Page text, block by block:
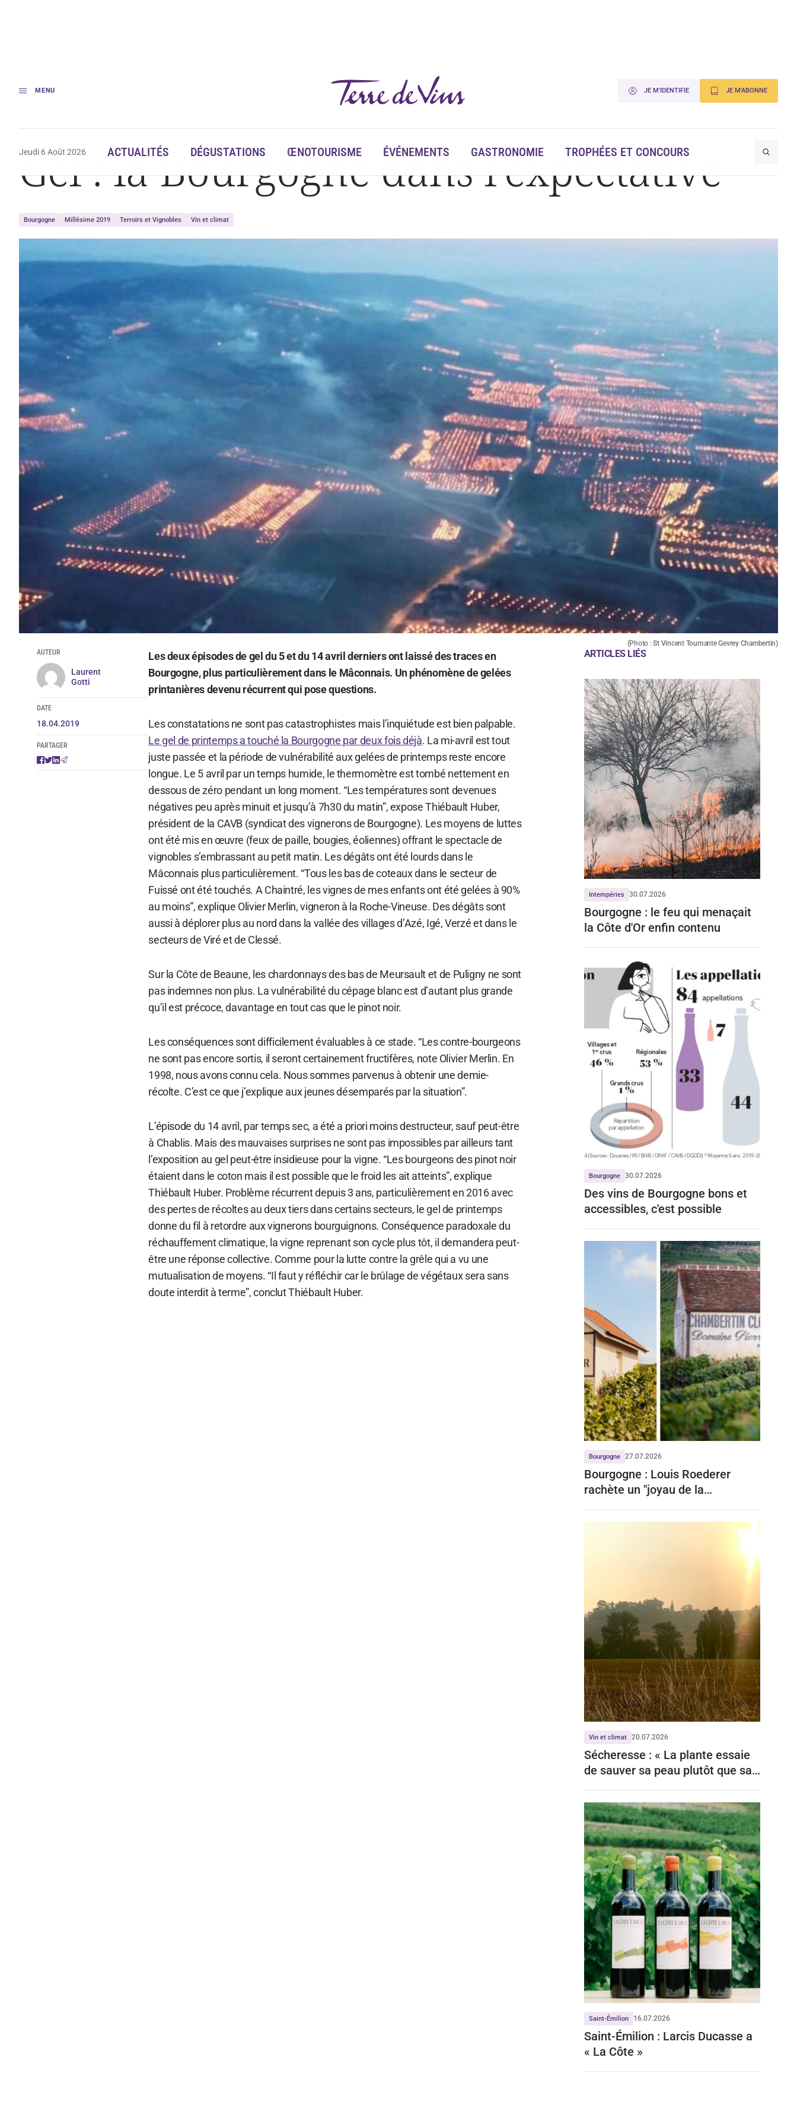
MENU JE M'IDENTIFIE JE M'ABONNE
Jeudi 6 Août 2026 ACTUALITÉS DÉGUSTATIONS ŒNOTOURISME ÉVÉNEMENTS GASTRONOMIE TROPHÉES ET CONCOURS
Accueil Gel : la Bourgogne dans l’expectative
Gel : la Bourgogne dans l’expectative
Bourgogne Millésime 2019 Terroirs et Vignobles Vin et climat
(Photo : St Vincent Tournante Gevrey Chambertin)
AUTEUR
Laurent
Gotti
DATE
18.04.2019
PARTAGER
Les deux épisodes de gel du 5 et du 14 avril derniers ont laissé des traces en
Bourgogne, plus particulièrement dans le Mâconnais. Un phénomène de gelées
printanières devenu récurrent qui pose questions.
Les constatations ne sont pas catastrophistes mais l’inquiétude est bien palpable.
Le gel de printemps a touché la Bourgogne par deux fois déjà. La mi-avril est tout
juste passée et la période de vulnérabilité aux gelées de printemps reste encore
longue. Le 5 avril par un temps humide, le thermomètre est tombé nettement en
dessous de zéro pendant un long moment. “Les températures sont devenues
négatives peu après minuit et jusqu’à 7h30 du matin”, expose Thiébault Huber,
président de la CAVB (syndicat des vignerons de Bourgogne). Les moyens de luttes
ont été mis en œuvre (feux de paille, bougies, éoliennes) offrant le spectacle de
vignobles s’embrassant au petit matin. Les dégâts ont été lourds dans le
Mâconnais plus particulièrement. “Tous les bas de coteaux dans le secteur de
Fuissé ont été touchés. A Chaintré, les vignes de mes enfants ont été gelées à 90%
au moins”, explique Olivier Merlin, vigneron à la Roche-Vineuse. Des dégâts sont
aussi à déplorer plus au nord dans la vallée des villages d’Azé, Igé, Verzé et dans le
secteurs de Viré et de Clessé.
Sur la Côte de Beaune, les chardonnays des bas de Meursault et de Puligny ne sont
pas indemnes non plus. La vulnérabilité du cépage blanc est d’autant plus grande
qu’il est précoce, davantage en tout cas que le pinot noir.
Les conséquences sont difficilement évaluables à ce stade. “Les contre-bourgeons
ne sont pas encore sortis, il seront certainement fructifères, note Olivier Merlin. En
1998, nous avons connu cela. Nous sommes parvenus à obtenir une demie-
récolte. C’est ce que j’explique aux jeunes désemparés par la situation”.
L’épisode du 14 avril, par temps sec, a été a priori moins destructeur, sauf peut-être
à Chablis. Mais des mauvaises surprises ne sont pas impossibles par ailleurs tant
l’exposition au gel peut-être insidieuse pour la vigne. “Les bourgeons des pinot noir
étaient dans le coton mais il est possible que le froid les ait atteints”, explique
Thiébault Huber. Problème récurrent depuis 3 ans, particulièrement en 2016 avec
des pertes de récoltes au deux tiers dans certains secteurs, le gel de printemps
donne du fil à retordre aux vignerons bourguignons. Conséquence paradoxale du
réchauffement climatique, la vigne reprenant son cycle plus tôt, il demandera peut-
être une réponse collective. Comme pour la lutte contre la grêle qui a vu une
mutualisation de moyens. “Il faut y réfléchir car le brûlage de végétaux sera sans
doute interdit à terme”, conclut Thiébault Huber.
ARTICLES LIÉS
Intempéries 30.07.2026
Bourgogne : le feu qui menaçait
la Côte d'Or enfin contenu
Bourgogne 30.07.2026
Des vins de Bourgogne bons et
accessibles, c'est possible
Bourgogne 27.07.2026
Bourgogne : Louis Roederer
rachète un "joyau de la
Vin et climat 20.07.2026
Sécheresse : « La plante essaie
de sauver sa peau plutôt que sa
Saint-Émilion 16.07.2026
Saint-Émilion : Larcis Ducasse a
« La Côte »